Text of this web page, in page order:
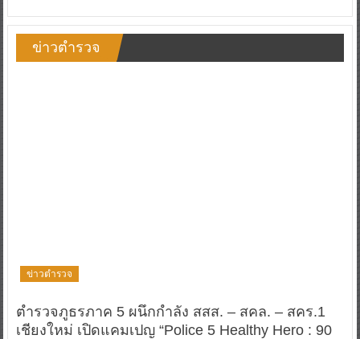
ข่าวตำรวจ
ข่าวตำรวจ
ตำรวจภูธรภาค 5 ผนึกกำลัง สสส. – สคล. – สคร.1
เชียงใหม่ เปิดแคมเปญ “Police 5 Healthy Hero : 90